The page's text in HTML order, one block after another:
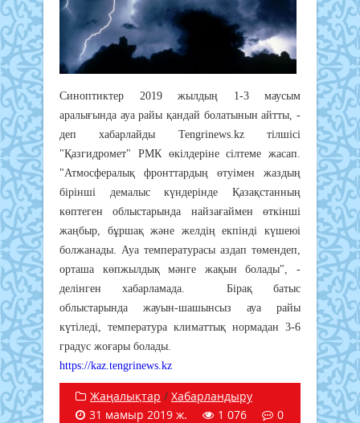
Синоптиктер 2019 жылдың 1-3 маусым
аралығында ауа райы қандай болатынын айтты, -
деп хабарлайды Tengrinews.kz тілшісі
"Қазгидромет" РМК өкілдеріне сілтеме жасап.
"Атмосфералық фронттардың өтуімен жаздың
бірінші демалыс күндерінде Қазақстанның
көптеген облыстарында найзағаймен өткінші
жаңбыр, бұршақ және желдің екпінді күшеюі
болжанады. Ауа температурасы аздап төмендеп,
орташа көпжылдық мәнге жақын болады", -
делінген хабарламада. Бірақ батыс
облыстарында жауын-шашынсыз ауа райы
күтіледі, температура климаттық нормадан 3-6
градус жоғары болады.
https://kaz.tengrinews.kz
Жаңалықтар / Хабарландыру
31 мамыр 2019 ж.
1 076 0